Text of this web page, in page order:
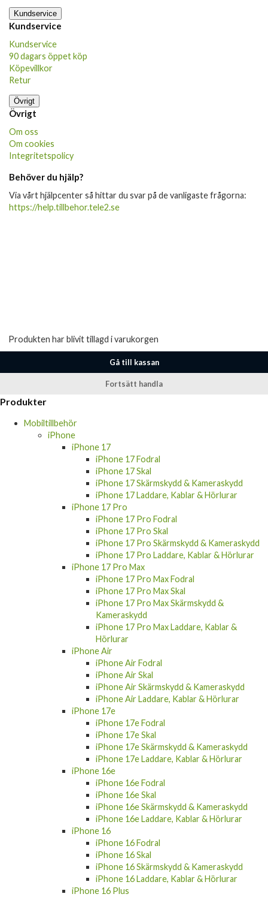
Kundservice
Kundservice
Kundservice
90 dagars öppet köp
Köpevillkor
Retur
Övrigt
Övrigt
Om oss
Om cookies
Integritetspolicy
Behöver du hjälp?
Via vårt hjälpcenter så hittar du svar på de vanligaste frågorna:
https://help.tillbehor.tele2.se
Gå till kassan
Fortsätt handla
iPhone
iPhone 17
iPhone 17 Fodral
iPhone 17 Skal
iPhone 17 Skärmskydd & Kameraskydd
iPhone 17 Laddare, Kablar & Hörlurar
iPhone 17 Pro
iPhone 17 Pro Fodral
iPhone 17 Pro Skal
iPhone 17 Pro Skärmskydd & Kameraskydd
iPhone 17 Pro Laddare, Kablar & Hörlurar
iPhone 17 Pro Max
iPhone 17 Pro Max Fodral
iPhone 17 Pro Max Skal
iPhone 17 Pro Max Skärmskydd &
Kameraskydd
iPhone 17 Pro Max Laddare, Kablar &
Hörlurar
iPhone Air
iPhone Air Fodral
iPhone Air Skal
iPhone Air Skärmskydd & Kameraskydd
iPhone Air Laddare, Kablar & Hörlurar
iPhone 17e
iPhone 17e Fodral
iPhone 17e Skal
iPhone 17e Skärmskydd & Kameraskydd
iPhone 17e Laddare, Kablar & Hörlurar
iPhone 16e
iPhone 16e Fodral
iPhone 16e Skal
iPhone 16e Skärmskydd & Kameraskydd
iPhone 16e Laddare, Kablar & Hörlurar
iPhone 16
iPhone 16 Fodral
iPhone 16 Skal
iPhone 16 Skärmskydd & Kameraskydd
iPhone 16 Laddare, Kablar & Hörlurar
iPhone 16 Plus
iPhone 16 Plus Fodral